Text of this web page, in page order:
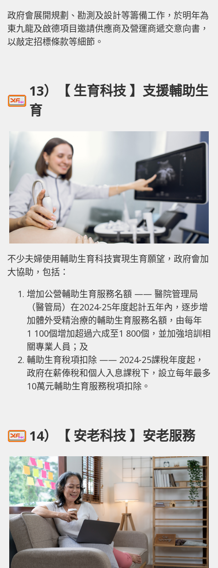
政府會展開規劃、勘測及設計等籌備工作，於明年為
東九龍及啟德項目邀請供應商及營運商遞交意向書，
以敲定招標條款等細節。
13）【 生育科技 】支援輔助生
育
不少夫婦使用輔助生育科技實現生育願望，政府會加
大協助，包括：
增加公營輔助生育服務名額 —— 醫院管理局
（醫管局）在2024-25年度起計五年內，逐步增
加體外受精治療的輔助生育服務名額，由每年
1 100個增加超過六成至1 800個，並加強培訓相
關專業人員；及
輔助生育稅項扣除 —— 2024-25課稅年度起，
政府在薪俸稅和個人入息課稅下，設立每年最多
10萬元輔助生育服務稅項扣除。
14）【 安老科技 】安老服務